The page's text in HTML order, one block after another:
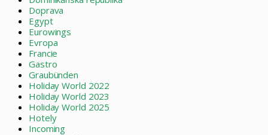
Doprava
Egypt
Eurowings
Evropa
Francie
Gastro
Graubünden
Holiday World 2022
Holiday World 2023
Holiday World 2025
Hotely
Incoming